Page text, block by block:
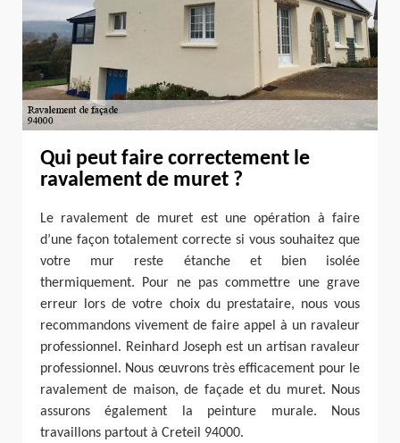
Qui peut faire correctement le
ravalement de muret ?
Le ravalement de muret est une opération à faire
d’une façon totalement correcte si vous souhaitez que
votre mur reste étanche et bien isolée
thermiquement. Pour ne pas commettre une grave
erreur lors de votre choix du prestataire, nous vous
recommandons vivement de faire appel à un ravaleur
professionnel. Reinhard Joseph est un artisan ravaleur
professionnel. Nous œuvrons très efficacement pour le
ravalement de maison, de façade et du muret. Nous
assurons également la peinture murale. Nous
travaillons partout à Creteil 94000.